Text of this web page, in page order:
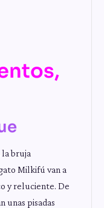
la bruja
Milkifú van a
y reluciente. De
unas pisadas